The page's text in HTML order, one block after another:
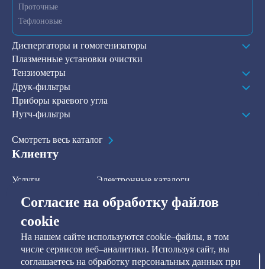
Согласие на обработку файлов
cookie
На нашем сайте используются cookie–файлы, в том
числе сервисов веб–аналитики. Используя сайт, вы
соглашаетесь на обработку персональных данных при
Проточные
Тефлоновые
Диспергаторы и гомогенизаторы
Плазменные установки очистки
Тензиометры
Друк-фильтры
Приборы краевого угла
Нутч-фильтры
Смотреть весь каталог
Клиенту
Услуги
В наличии на складе
Электронные каталоги
Контакты
Наша рассылка
Подписаться